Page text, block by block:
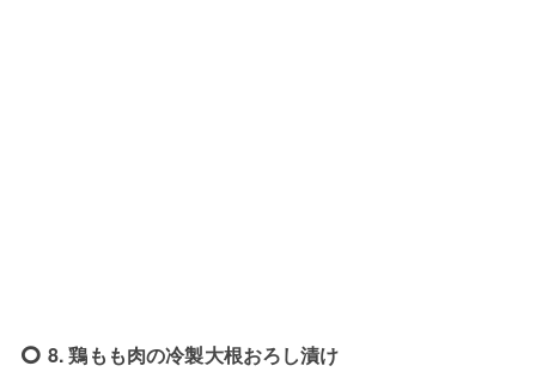
8. 鶏もも肉の冷製大根おろし漬け